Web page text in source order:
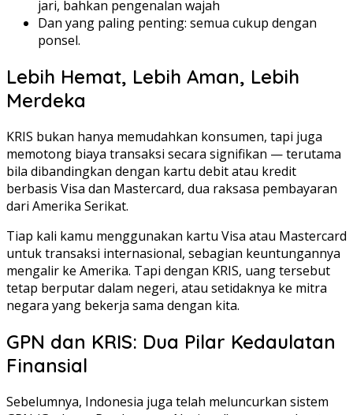
jari, bahkan pengenalan wajah
Dan yang paling penting: semua cukup dengan
ponsel.
Lebih Hemat, Lebih Aman, Lebih
Merdeka
KRIS bukan hanya memudahkan konsumen, tapi juga
memotong biaya transaksi secara signifikan — terutama
bila dibandingkan dengan kartu debit atau kredit
berbasis Visa dan Mastercard, dua raksasa pembayaran
dari Amerika Serikat.
Tiap kali kamu menggunakan kartu Visa atau Mastercard
untuk transaksi internasional, sebagian keuntungannya
mengalir ke Amerika. Tapi dengan KRIS, uang tersebut
tetap berputar dalam negeri, atau setidaknya ke mitra
negara yang bekerja sama dengan kita.
GPN dan KRIS: Dua Pilar Kedaulatan
Finansial
Sebelumnya, Indonesia juga telah meluncurkan sistem